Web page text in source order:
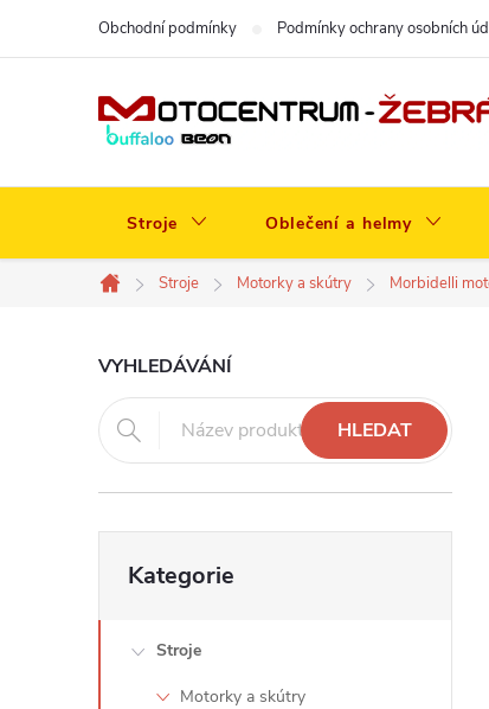
Obchodní podmínky Podmínky ochrany osobních
Stroje Oblečení a helmy
Domů
Stroje Motorky a skútry Morbidelli
P
o
s
r
VYHLEDÁVÁNÍ
HLEDAT
kategorie
Kategorie
Stroje
Motorky a skútry